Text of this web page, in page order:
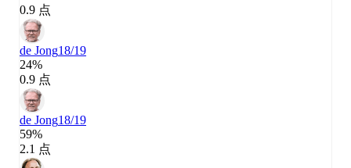
0.9 点
de Jong18/19
24%
0.9 点
de Jong18/19
59%
2.1 点